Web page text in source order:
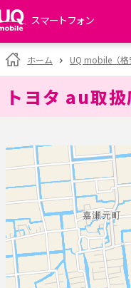
スマートフォン
my UQ WiMAX
UQ WiMAX ご契約の方
My UQ mobile
UQ mobile
データチャージサイト
ホーム UQ mobile（
トヨタ au取